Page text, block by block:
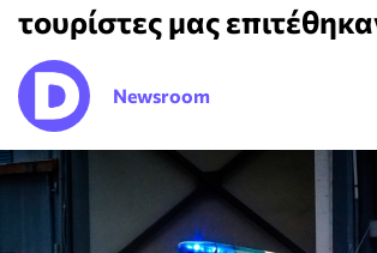
τουρίστες μας
Newsroom